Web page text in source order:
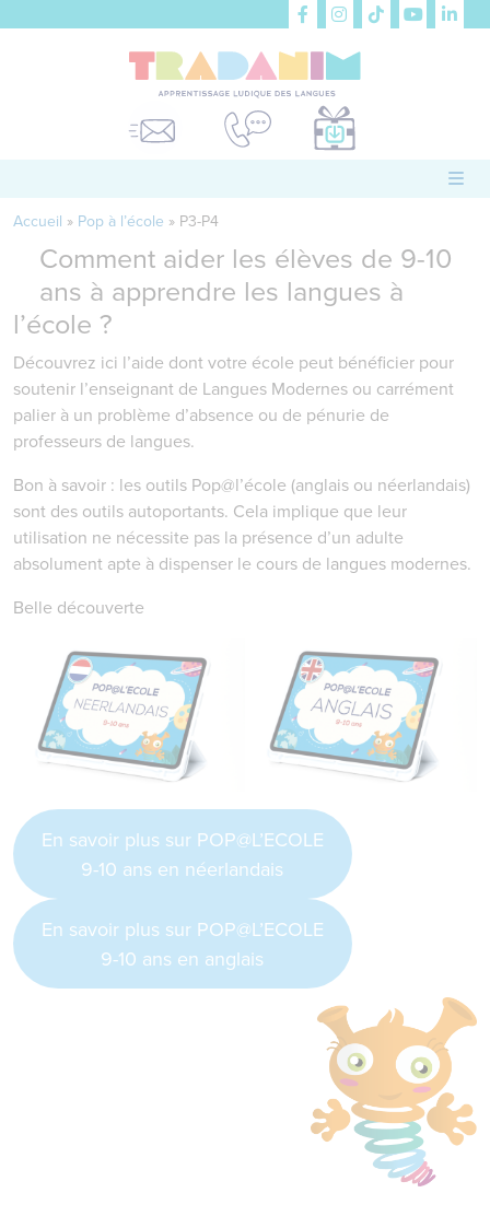
Accueil » Pop à l’école » P3-P4
Comment aider les élèves de 9-10
ans à apprendre les langues à
l’école ?
Découvrez ici l’aide dont votre école peut bénéficier pour
soutenir l’enseignant de Langues Modernes ou carrément
palier à un problème d’absence ou de pénurie de
professeurs de langues.
Bon à savoir : les outils Pop@l’école (anglais ou néerlandais)
sont des outils autoportants. Cela implique que leur
utilisation ne nécessite pas la présence d’un adulte
absolument apte à dispenser le cours de langues modernes.
Belle découverte
En savoir plus sur POP@L’ECOLE
9-10 ans en néerlandais
En savoir plus sur POP@L’ECOLE
9-10 ans en anglais